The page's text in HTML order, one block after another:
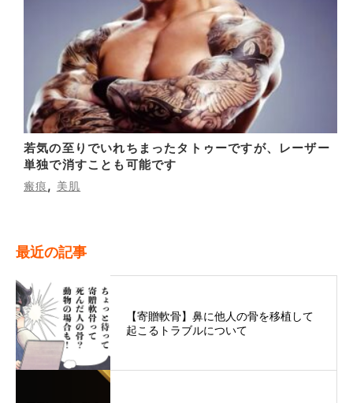
若気の至りでいれちまったタトゥーですが、レーザー
単独で消すことも可能です
瘢痕, 美肌
最近の記事
【寄贈軟骨】鼻に他人の骨を移植して
起こるトラブルについて